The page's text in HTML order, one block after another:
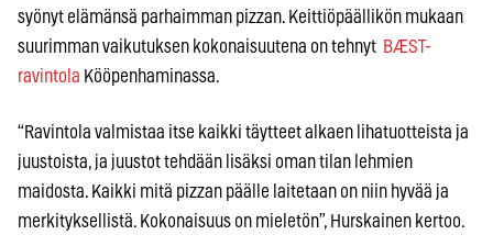
syönyt elämänsä parhaimman pizzan. Keittiöpäällikön mukaan
suurimman vaikutuksen kokonaisuutena on tehnyt BÆST-
ravintola Kööpenhaminassa.
“Ravintola valmistaa itse kaikki täytteet alkaen lihatuotteista ja
juustoista, ja juustot tehdään lisäksi oman tilan lehmien
maidosta. Kaikki mitä pizzan päälle laitetaan on niin hyvää ja
merkityksellistä. Kokonaisuus on mieletön”, Hurskainen kertoo.